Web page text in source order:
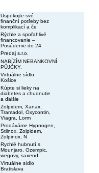
Uspokojte své
finanční potřeby bez
komplikací a če
Rýchle a spoľahlivé
financovanie –
Posúdenie do 24
Predaj s.r.o.
NABÍZÍM NEBANKOVNÍ
PŮJČKY.
Virtuálne sídlo
Košice
Kúpte si lieky na
diabetes a chudnutie
a ďalšie
Zolpidem, Xanax,
Tramadol, Oxycontin,
Viagra, Lorm
Prodáváme Hypnogen,
Stilnox, Zolpidem,
Zolpinox, N
Rychlé hubnutí s
Mounjaro, Ozempic,
wegovy, saxend
Virtuálne sídlo
Bratislava